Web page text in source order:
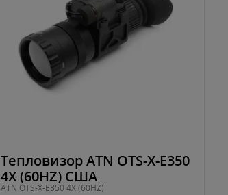
Тепловизор ATN OTS-X-E350
4X (60HZ) США
ATN OTS-X-E350 4X (60HZ)